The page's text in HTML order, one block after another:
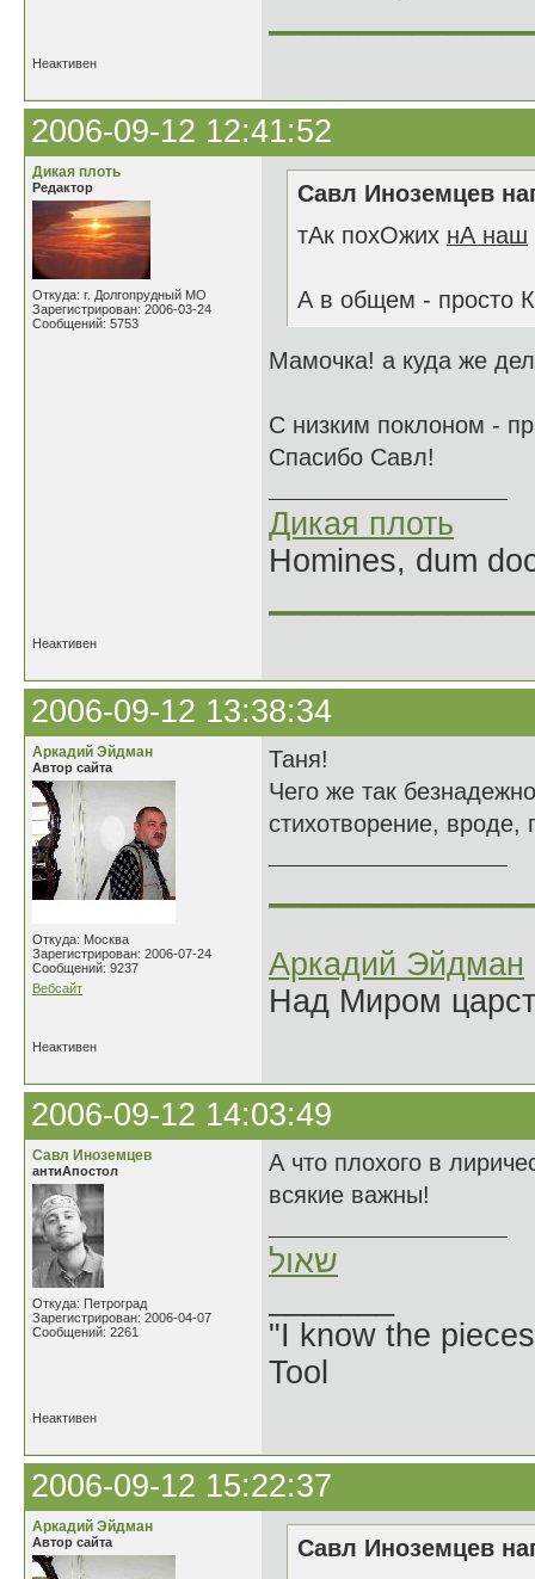
Неактивен
2006-09-12 12:41:52
Дикая плоть
Редактор
Откуда: г. Долгопрудный МО
Зарегистрирован: 2006-03-24
Сообщений: 5753
Савл Иноземцев
тАк похОжих нА наш
А в общем - просто
Мамочка! а куда же
С низким поклоном -
Спасибо Савл!
Дикая плоть
Homines, dum
Неактивен
2006-09-12 13:38:34
Аркадий Эйдман
Автор сайта
Откуда: Москва
Зарегистрирован: 2006-07-24
Сообщений: 9237
Вебсайт
Таня!
Чего же так
стихотворение,
Аркадий Эйдман
Над Миром
Неактивен
2006-09-12 14:03:49
Савл Иноземцев
антиАпостол
Откуда: Петроград
Зарегистрирован: 2006-04-07
Сообщений: 2261
А что плохого в
всякие важны!
שאול
"I know the
Tool
Неактивен
2006-09-12 15:22:37
Аркадий Эйдман
Автор сайта
Савл Иноземцев